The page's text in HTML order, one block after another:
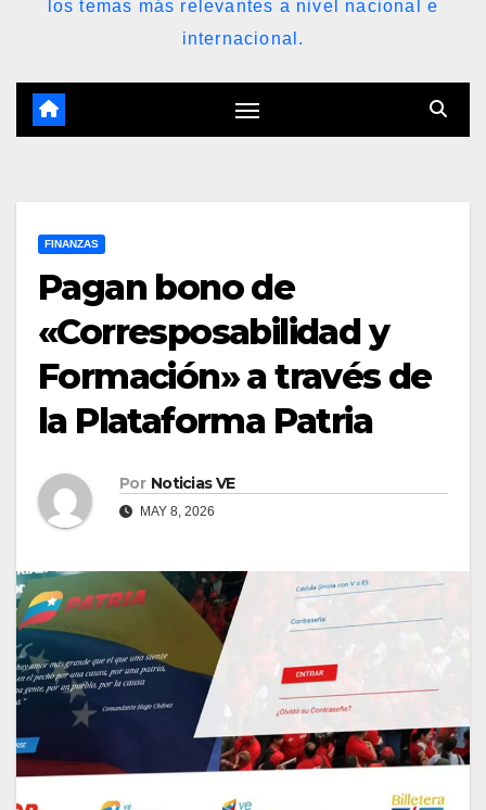
los temas más relevantes a nivel nacional e
internacional.
FINANZAS
Pagan bono de
«Corresposabilidad y
Formación» a través de
la Plataforma Patria
Por Noticias VE
MAY 8, 2026